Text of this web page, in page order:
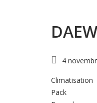
4
Climatisation
Pack